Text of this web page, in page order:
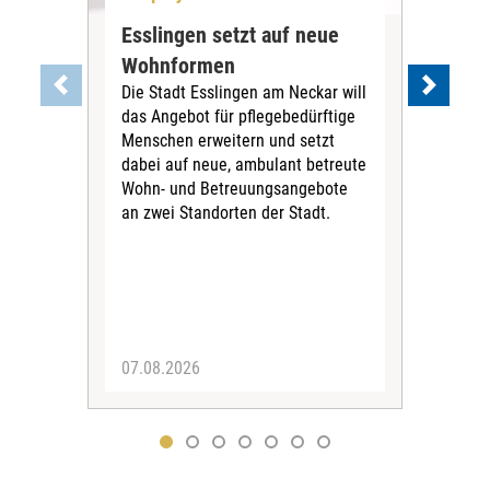
Esslingen setzt auf neue
Wohnformen
Die Stadt Esslingen am Neckar will
das Angebot für pflegebedürftige
Menschen erweitern und setzt
dabei auf neue, ambulant betreute
Wohn- und Betreuungsangebote
an zwei Standorten der Stadt.
07.08.2026